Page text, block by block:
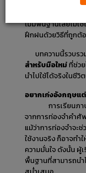
ไม่มีพื้นฐานเลยไม่
ฝึกฝนด้วยวิธีที่ถูกต้อ
บทความนี้รวบรว
สำหรับมือใหม่ ที่ช่ว
นำไปใช้ได้จริงในชีวิ
อยากเก่งอังกฤษแ
การเรียนภ
จากการท่องจำคำ
แม้ว่าการท่องจำจะ
ใช้งานจริง ก็อาจทำ
ความมั่นใจ ดังนั้น ผู้
พื้นฐานที่สามารถน